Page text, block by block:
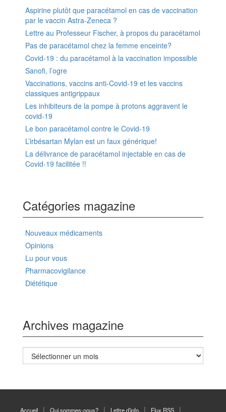
Aspirine plutôt que paracétamol en cas de vaccination
par le vaccin Astra-Zeneca ?
Lettre au Professeur Fischer, à propos du paracétamol
Pas de paracétamol chez la femme enceinte?
Covid-19 : du paracétamol à la vaccination impossible
Sanofi, l’ogre
Vaccinations, vaccins anti-Covid-19 et les vaccins
classiques antigrippaux
Les inhibiteurs de la pompe à protons aggravent le
covid-19
Le bon paracétamol contre le Covid-19
L’irbésartan Mylan est un faux générique!
La délivrance de paracétamol injectable en cas de
Covid-19 facilitée !!
Catégories magazine
Nouveaux médicaments
Opinions
Lu pour vous
Pharmacovigilance
Diététique
Archives magazine
Archives
magazine
Accueil Qui sommes-nous? Lettre d’info Flux RSS